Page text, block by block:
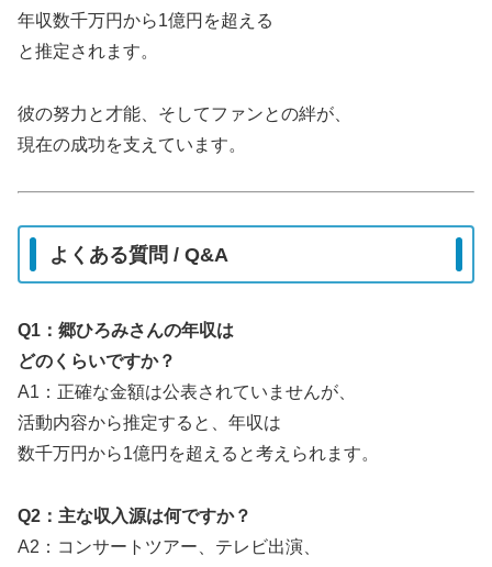
年収数千万円から1億円を超える
と推定されます。
彼の努力と才能、そしてファンとの絆が、
現在の成功を支えています。
よくある質問 / Q&A
Q1：郷ひろみさんの年収は
どのくらいですか？
A1：正確な金額は公表されていませんが、
活動内容から推定すると、年収は
数千万円から1億円を超えると考えられます。
Q2：主な収入源は何ですか？
A2：コンサートツアー、テレビ出演、